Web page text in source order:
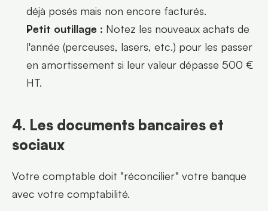
déjà posés mais non encore facturés.
Petit outillage : Notez les nouveaux achats de
l'année (perceuses, lasers, etc.) pour les passer
en amortissement si leur valeur dépasse 500 €
HT.
4. Les documents bancaires et
sociaux
Votre comptable doit "réconcilier" votre banque
avec votre comptabilité.